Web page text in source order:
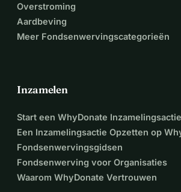
Overstroming
Aardbeving
Meer Fondsenwervingscategorieën
Inzamelen
Start een WhyDonate Inzamelingsactie
Een Inzamelingsactie Opzetten op
Fondsenwervingsgidsen
Fondsenwerving voor Organisaties
Waarom WhyDonate Vertrouwen